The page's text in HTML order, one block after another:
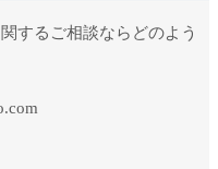
するご相談ならどのよう